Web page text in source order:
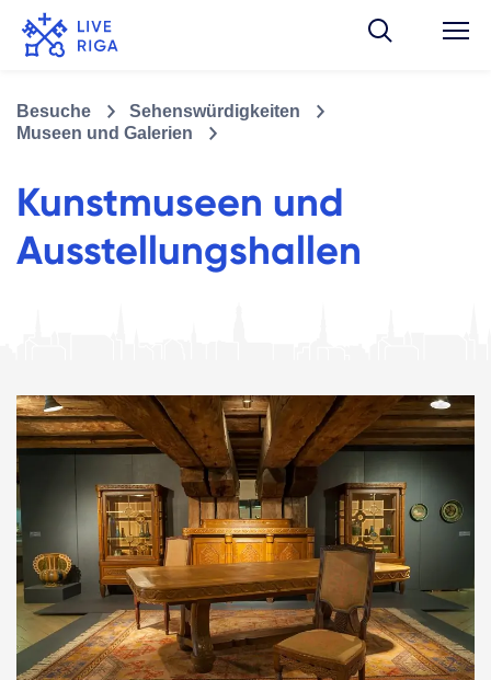
Besuche
Sehenswürdigkeiten
Museen und Galerien
Kunstmuseen und
Ausstellungshallen